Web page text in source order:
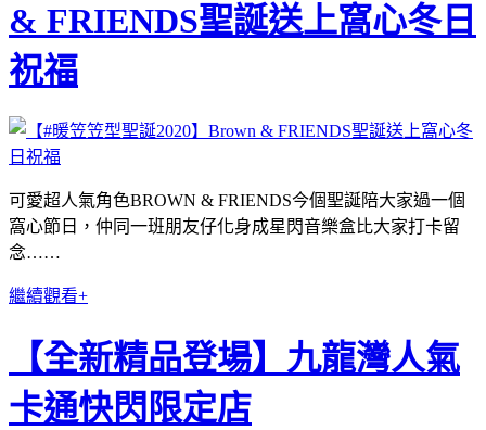
& FRIENDS聖誕送上窩心冬日
祝福
可愛超人氣角色BROWN & FRIENDS今個聖誕陪大家過一個
窩心節日，仲同一班朋友仔化身成星閃音樂盒比大家打卡留
念……
繼續觀看+
【全新精品登場】九龍灣人氣
卡通快閃限定店